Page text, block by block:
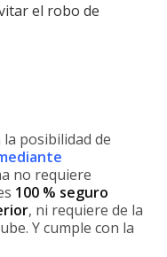
el robo de
posibilidad de
no requiere
100 % seguro
, ni requiere de la
Y cumple con la